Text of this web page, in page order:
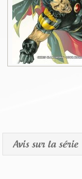
Avis sur la série